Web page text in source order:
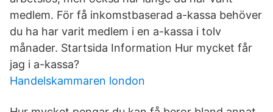
medlem. För få inkomstbaserad a-kassa behöver
du ha har varit medlem i en a-kassa i tolv
månader. Startsida Information Hur mycket får
jag i a-kassa?
Handelskammaren london